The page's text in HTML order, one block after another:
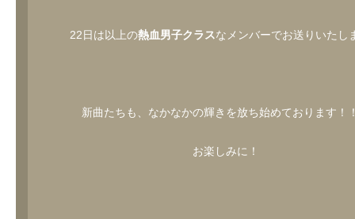
22日は以上の熱血男子クラスなメンバーでお送りいたし
新曲たちも、なかなかの輝きを放ち始めております！
お楽しみに！